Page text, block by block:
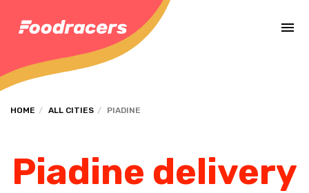
HOME ALL CITIES PIADINE
Piadine delivery